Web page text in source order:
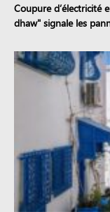
Coupure d’électricité
dhaw" signale les